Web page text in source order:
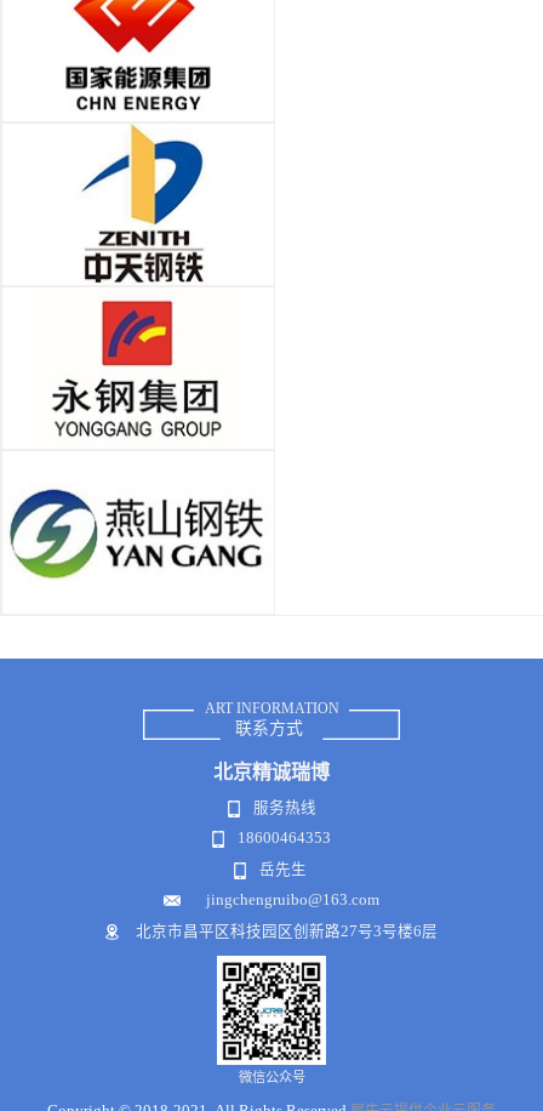
ART INFORMATION
联系方式
北京精诚瑞博
服务热线
18600464353
岳先生
jingchengruibo@163.com
北京市昌平区科技园区创新路27号3号楼6层
微信公众号